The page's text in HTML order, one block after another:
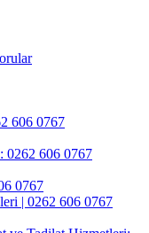
606 0767
0262 606 0767
0767
| 0262 606 0767